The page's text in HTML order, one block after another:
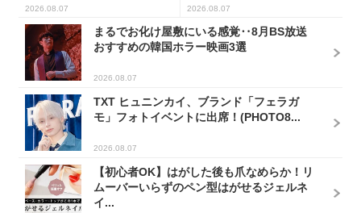
2026.08.07 2026.08.07
まるでお化け屋敷にいる感覚‥8月BS放送
おすすめの韓国ホラー映画3選
2026.08.07
TXT ヒュニンカイ、ブランド「フェラガ
モ」フォトイベントに出席！(PHOTO8...
2026.08.07
【初心者OK】はがした後も爪なめらか！リ
ムーバーいらずのペン型はがせるジェルネ
イ...